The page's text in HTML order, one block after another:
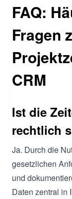
FAQ:
Fragen
CRM
Ist die
rechtlich
Ja. Durch die
gesetzlichen
und
Daten zentral in